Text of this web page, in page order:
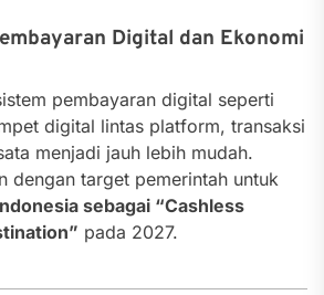
Digital dan Ekonomi
pembayaran digital seperti
digital lintas platform, transaksi
menjadi jauh lebih mudah.
dengan target pemerintah untuk
sebagai “Cashless
pada 2027.